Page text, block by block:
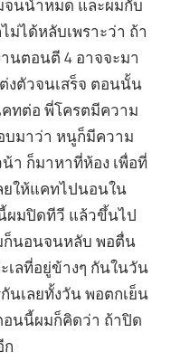
จนน้ำหมด และผมกับ
ได้หลับเพราะว่า ถ้า
นตอนตี 4 อาจจะมา
งตัวจนเสร็จ ตอนนั้น
คทต่อ พี่โครตมีความ
บมาว่า หนูก็มีความ
า ก็มาหาที่ห้อง เพื่อที่
ยให้แคทไปนอนใน
ผมปิดทีวี แล้วขึ้นไป
ก็นอนจนหลับ พอตื่น
ลที่อยู่ข้างๆ กันในวัน
เลยทั้งวัน พอตกเย็น
นนี้ผมก็คิดว่า ถ้าปิด
ก